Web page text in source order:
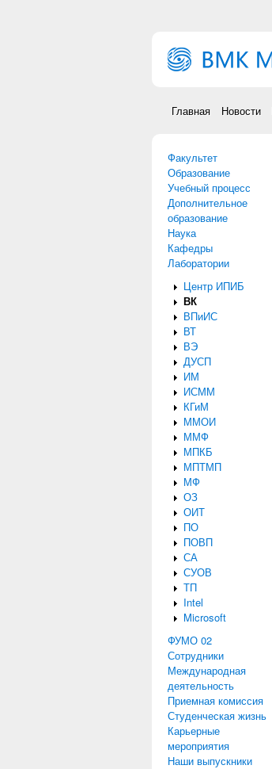
Главная Новости
Факультет
Образование
Учебный процесс
Дополнительное
образование
Наука
Кафедры
Лаборатории
Центр ИПИБ
ВК
ВПиИС
ВТ
ВЭ
ДУСП
ИМ
ИСММ
КГиМ
ММОИ
ММФ
МПКБ
МПТМП
МФ
ОЗ
ОИТ
ПО
ПОВП
СА
СУОВ
ТП
Intel
Microsoft
ФУМО 02
Сотрудники
Международная
деятельность
Приемная комиссия
Студенческая жизнь
Карьерные
мероприятия
Наши выпускники